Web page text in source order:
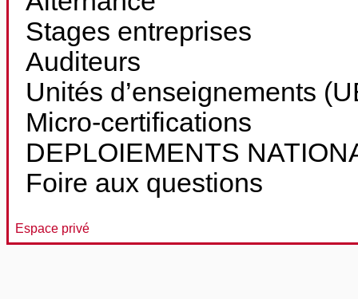
Stages entreprises
Auditeurs
Unités d’enseignements
Micro-certifications
DEPLOIEMENTS
Foire aux questions
Espace privé